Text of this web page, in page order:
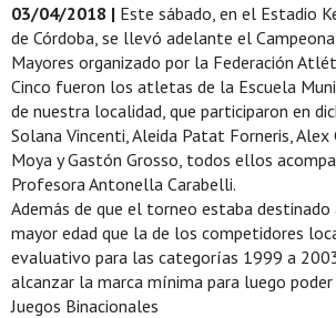
03/04/2018 | Este sábado, en el Estadio
de Córdoba, se llevó adelante el
Mayores organizado por la Federación
Cinco fueron los atletas de la Escuela
de nuestra localidad, que participaron en
Solana Vincenti, Aleida Patat Forneris, Alex
Moya y Gastón Grosso, todos ellos
Profesora Antonella Carabelli.
Además de que el torneo estaba destinado
mayor edad que la de los competidores
evaluativo para las categorías 1999 a
alcanzar la marca mínima para luego
Juegos Binacionales